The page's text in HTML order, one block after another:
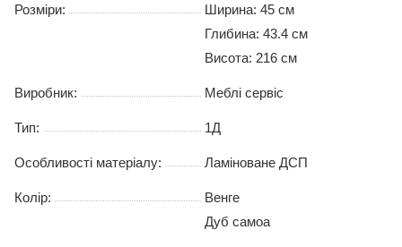
Розміри:
Ширина: 45 см
Глибина: 43.4 см
Висота: 216 см
Виробник: Меблі сервіс
Тип: 1Д
Особливості матеріалу: Ламіноване ДСП
Колір:
Венге
Дуб самоа